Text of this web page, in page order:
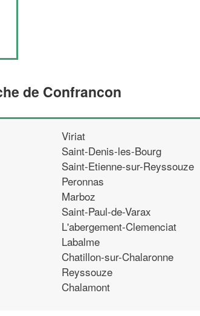
de Confrancon
Viriat
Saint-Denis-les-Bourg
Saint-Etienne-sur-Reyssouze
Peronnas
Marboz
Saint-Paul-de-Varax
L'abergement-Clemenciat
Labalme
Chatillon-sur-Chalaronne
Reyssouze
Chalamont